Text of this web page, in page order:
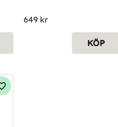
649kr
KÖP
Lägg till i favoriter